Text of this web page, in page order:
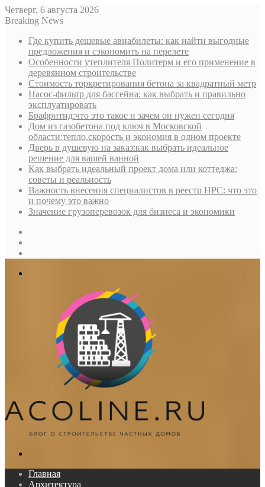
Четверг, 6 августа 2026
Breaking News
Где купить дешевые авиабилеты: как найти выгодные
предложения и сэкономить на перелете
Особенности утеплителя Политерм и его применение в
деревянном строительстве
Стоимость торкретирования бетона за квадратный метр
Насос-фильтр для бассейна: как выбрать и правильно
эксплуатировать
Брафритид:что это такое и зачем он нужен сегодня
Дом из газобетона под ключ в Московской
области:тепло,скорость и экономия в одном проекте
Дверь в душевую на заказ:как выбрать идеальное
решение для вашей ванной
Как выбрать идеальный проект дома или коттеджа:
советы и реальность
Важность внесения специалистов в реестр НРС: что это
и почему это важно
Значение грузоперевозок для бизнеса и экономики
Главная
Архитектура